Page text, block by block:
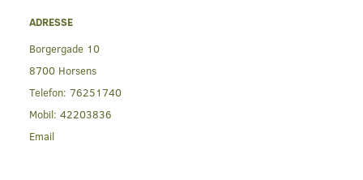
ADRESSE
Borgergade 10
8700 Horsens
Telefon: 76251740
Mobil: 42203836
Email